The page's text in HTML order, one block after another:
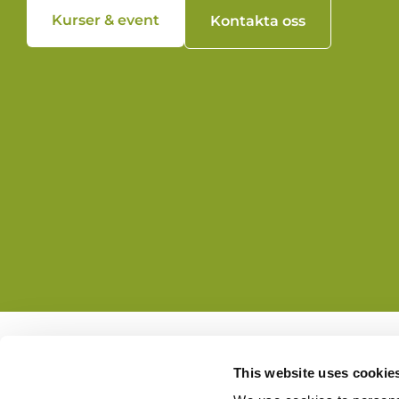
This website uses
Kurser & event Kontakta oss
Adress: